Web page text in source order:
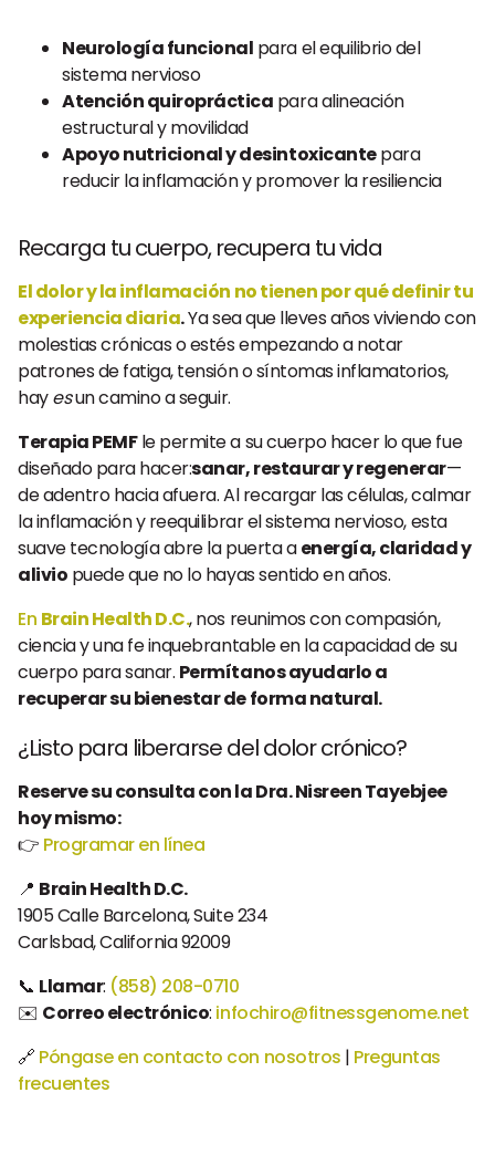
Neurología funcional para el equilibrio del
sistema nervioso
Atención quiropráctica para alineación
estructural y movilidad
Apoyo nutricional y desintoxicantepara
reducir la inflamación y promover la resiliencia
Recarga tu cuerpo, recupera tu vida
El dolor y la inflamación no tienen por qué definir tu
experiencia diaria.Ya sea que lleves años viviendo con
molestias crónicas o estés empezando a notar
patrones de fatiga, tensión o síntomas inflamatorios,
hayesun camino a seguir.
Terapia PEMFle permite a su cuerpo hacer lo que fue
diseñado para hacer:sanar, restaurar y regenerar—
de adentro hacia afuera. Al recargar las células, calmar
la inflamación y reequilibrar el sistema nervioso, esta
suave tecnología abre la puerta aenergía, claridad y
alivio puede que no lo hayas sentido en años.
En Brain Health D.C., nos reunimos con compasión,
ciencia y una fe inquebrantable en la capacidad de su
cuerpo para sanar. Permítanos ayudarlo a
recuperar su bienestar de forma natural.
¿Listo para liberarse del dolor crónico?
Reserve su consulta con la Dra. Nisreen Tayebjee
hoy mismo:
👉 Programar en línea
📍 Brain Health D.C.
1905 Calle Barcelona, Suite 234
Carlsbad, California 92009
📞 Llamar: (858) 208-0710
✉️ Correo electrónico: infochiro@fitnessgenome.net
🔗 Póngase en contacto con nosotros | Preguntas
frecuentes